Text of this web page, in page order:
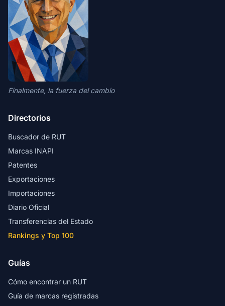
Finalmente, la fuerza del cambio
Directorios
Buscador de RUT
Marcas INAPI
Patentes
Exportaciones
Importaciones
Diario Oficial
Transferencias del Estado
Rankings y Top 100
Guías
Cómo encontrar un RUT
Guía de marcas registradas